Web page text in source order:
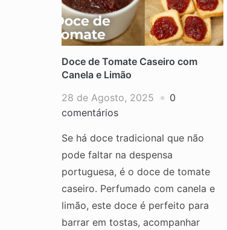
Doce de Tomate Caseiro com
Canela e Limão
28 de Agosto, 2025
0
comentários
Se há doce tradicional que não
pode faltar na despensa
portuguesa, é o doce de tomate
caseiro. Perfumado com canela e
limão, este doce é perfeito para
barrar em tostas, acompanhar